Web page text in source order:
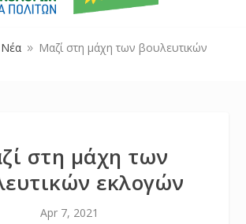
Νέα 9
Μαζί στη μάχη των βουλευτικών
στη μάχη των
εκλογών
Apr 7, 2021